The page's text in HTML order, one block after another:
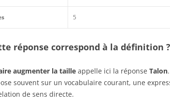
5
réponse correspond à la définition ?
augmenter la taille appelle ici la réponse Talon
souvent sur un vocabulaire courant, une
de sens directe.